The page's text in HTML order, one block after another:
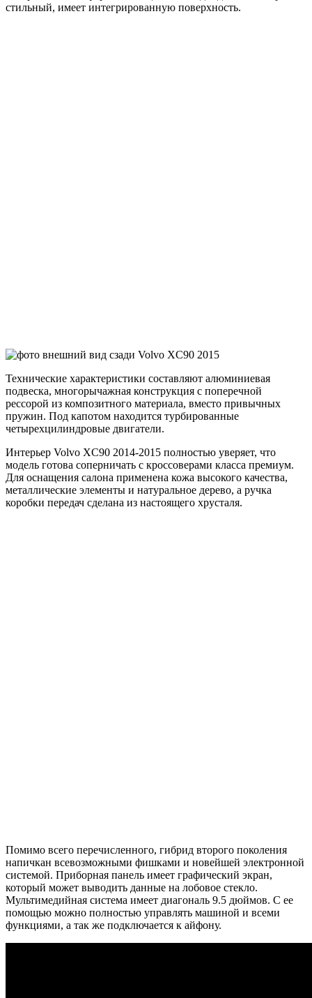
стильный, имеет интегрированную поверхность.
Технические характеристики составляют алюминиевая
подвеска, многорычажная конструкция с поперечной
рессорой из композитного материала, вместо привычных
пружин. Под капотом находится турбированные
четырехцилиндровые двигатели.
Интерьер Volvo XC90 2014-2015 полностью уверяет, что
модель готова соперничать с кроссоверами класса премиум.
Для оснащения салона применена кожа высокого качества,
металлические элементы и натуральное дерево, а ручка
коробки передач сделана из настоящего хрусталя.
Помимо всего перечисленного, гибрид второго поколения
напичкан всевозможными фишками и новейшей электронной
системой. Приборная панель имеет графический экран,
который может выводить данные на лобовое стекло.
Мультимедийная система имеет диагональ 9.5 дюймов. С ее
помощью можно полностью управлять машиной и всеми
функциями, а так же подключается к айфону.